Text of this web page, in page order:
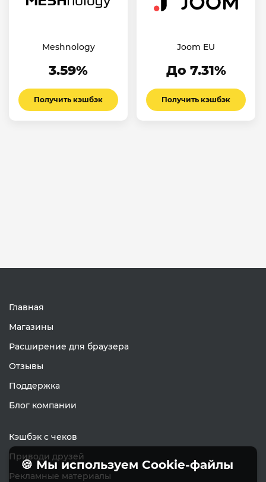
Meshnology
3.59%
Получить кэшбэк
Joom EU
До 7.31%
Получить кэшбэк
Главная
Магазины
Расширение для браузера
Отзывы
Поддержка
Блог компании
Кэшбэк с чеков
Приводи друзей
Рекламные материалы
🍪 Мы используем Cookie-файлы